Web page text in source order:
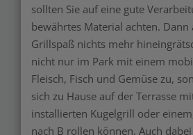
sollten Sie auf eine gute
bewährtes Material achten. Dann
Grillspaß nichts mehr
nicht nur im Park mit einem
Fleisch, Fisch und Gemüse zu,
sich zu Hause auf der Terrasse
installierten Kugelgrill oder
nach B rollen können. Auch